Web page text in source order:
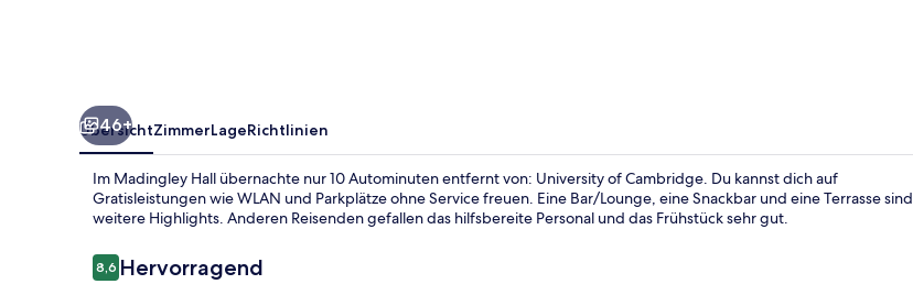
46+
ÜbersichtZimmerLageRichtlinien
Im Madingley Hall übernachte nur 10 Autominuten entfernt von: University of Cambridge. Du kannst dich auf
Gratisleistungen wie WLAN und Parkplätze ohne Service freuen. Eine Bar/Lounge, eine Snackbar und eine Terrasse sind
weitere Highlights. Anderen Reisenden gefallen das hilfsbereite Personal und das Frühstück sehr gut.
Bewertungen
8,68,6 von 10.
Hervorragend